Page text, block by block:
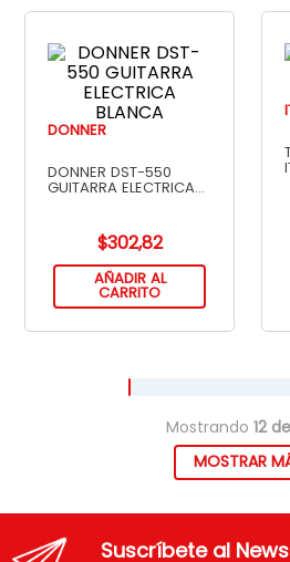
DONNER
DONNER DST-550
GUITARRA ELECTRICA
$302,82
AÑADIR AL
CARRITO
Mostrando 12
MOSTRAR
Suscríbete al